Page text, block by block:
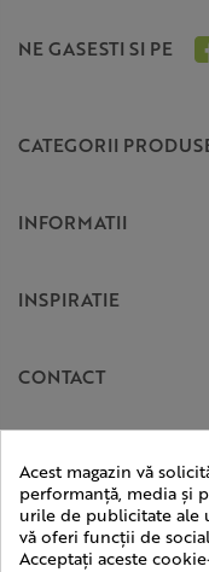
NE GASESTI SI PE
CATEGORII
INFORMATII
INSPIRATIE
CONTACT
Acest magazin vă
performanță, media și
urile de publicitate ale
vă oferi funcții de
Acceptați aceste